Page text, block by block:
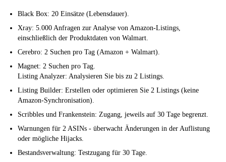
Black Box: 20 Einsätze (Lebensdauer).
Xray: 5.000 Anfragen zur Analyse von Amazon-Listings,
einschließlich der Produktdaten von Walmart.
Cerebro: 2 Suchen pro Tag (Amazon + Walmart).
Magnet: 2 Suchen pro Tag.
Listing Analyzer: Analysieren Sie bis zu 2 Listings.
Listing Builder: Erstellen oder optimieren Sie 2 Listings (keine
Amazon-Synchronisation).
Scribbles und Frankenstein: Zugang, jeweils auf 30 Tage begrenzt.
Warnungen für 2 ASINs - überwacht Änderungen in der Auflistung
oder mögliche Hijacks.
Bestandsverwaltung: Testzugang für 30 Tage.